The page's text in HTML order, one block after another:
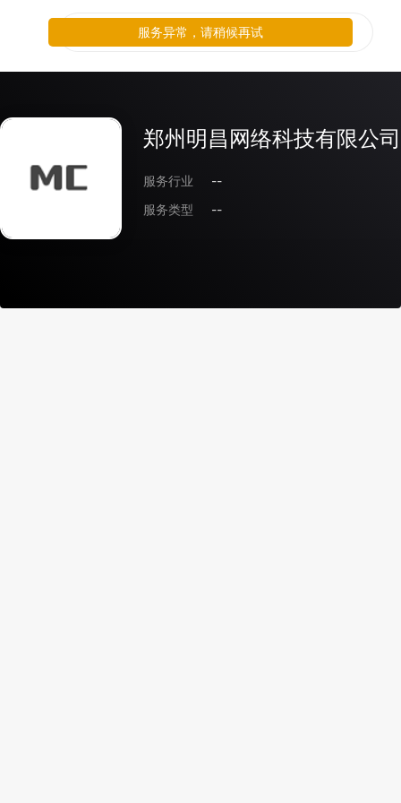
郑州明昌网络科技有限公司
服务行业
--
服务类型
--
服务异常，请稍候再试